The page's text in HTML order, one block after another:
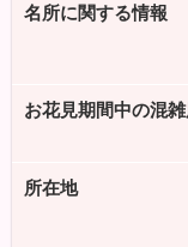
名所に関する情報
お花見期間中の混
所在地